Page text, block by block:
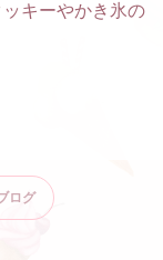
キーやかき氷の
ログ